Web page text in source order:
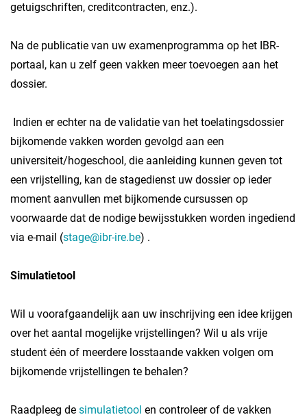
getuigschriften, creditcontracten, enz.).
Na de publicatie van uw examenprogramma op het IBR-
portaal, kan u zelf geen vakken meer toevoegen aan het
dossier.
Indien er echter na de validatie van het toelatingsdossier
bijkomende vakken worden gevolgd aan een
universiteit/hogeschool, die aanleiding kunnen geven tot
een vrijstelling, kan de stagedienst uw dossier op ieder
moment aanvullen met bijkomende cursussen op
voorwaarde dat de nodige bewijsstukken worden ingediend
via e-mail (stage@ibr-ire.be) .
Simulatietool
Wil u voorafgaandelijk aan uw inschrijving een idee krijgen
over het aantal mogelijke vrijstellingen? Wil u als vrije
student één of meerdere losstaande vakken volgen om
bijkomende vrijstellingen te behalen?
Raadpleeg de simulatietool en controleer of de vakken